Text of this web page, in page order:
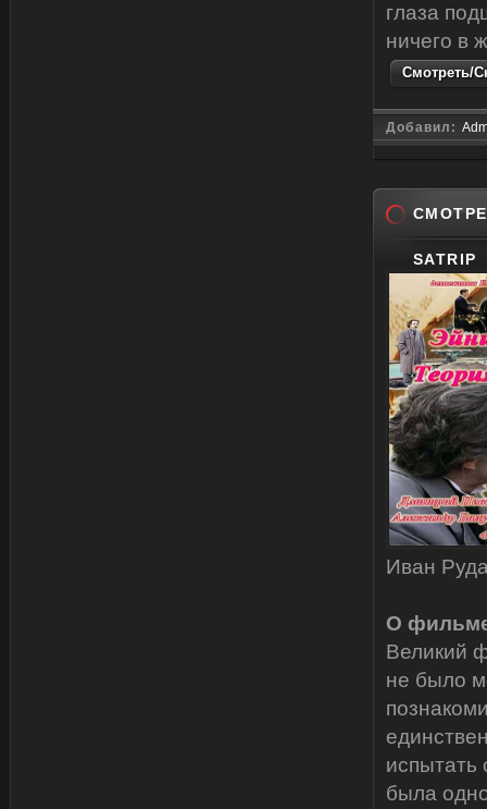
глаза
ничего в
Смотреть/
Добавил:
SATRIP
Иван
О
Великий
не было
испытать
была